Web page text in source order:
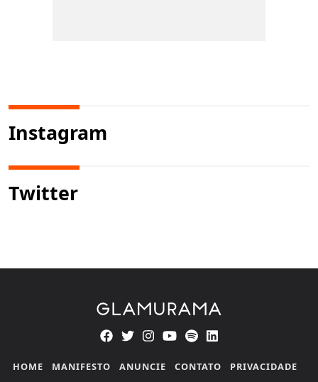
Instagram
Twitter
HOME MANIFESTO ANUNCIE CONTATO PRIVACIDADE